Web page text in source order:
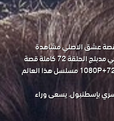
72 مدبلجة موقع قصة عشق الاصلي مشاهدة
وتحميل حصريا مسلسل الدراما التركي هذا العالم لا يسعني مدبلج الحلقة 72 كاملة قصة
عشق باكثر من جودة مناسبة للجوال 1080P+720P+480P+360P مسلسل هذا العالم
بإسطنبول. يسعى وراء